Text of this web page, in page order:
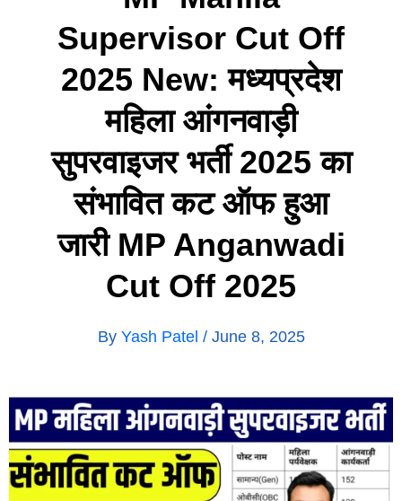
Supervisor Cut Off
2025 New: मध्यप्रदेश
महिला आंगनवाड़ी
सुपरवाइजर भर्ती 2025 का
संभावित कट ऑफ हुआ
जारी MP Anganwadi
Cut Off 2025
By Yash Patel / June 8, 2025